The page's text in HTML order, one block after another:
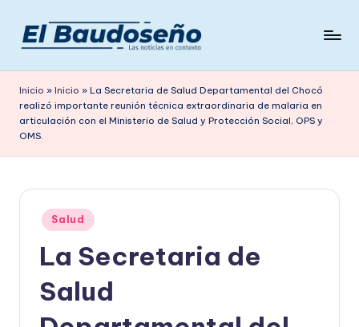
Saltar
contenido
e
ri
ó
i
en
contexto
Inicio » Inicio » La Secretaria de Salud Departamental del Chocó
realizó importante reunión técnica extraordinaria de malaria en
articulación con el Ministerio de Salud y Protección Social, OPS y
OMS.
Publicado
en
Salud
La Secretaria de
Salud